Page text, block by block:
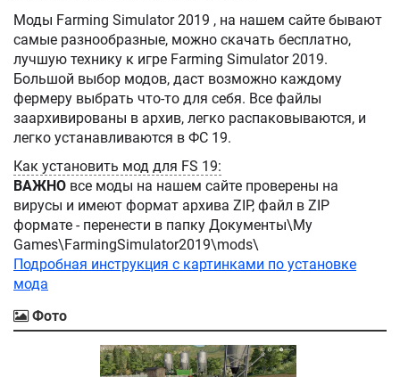
Моды Farming Simulator 2019 , на нашем сайте бывают
самые разнообразные, можно скачать бесплатно,
лучшую технику к игре Farming Simulator 2019.
Большой выбор модов, даст возможно каждому
фермеру выбрать что-то для себя. Все файлы
заархивированы в архив, легко распаковываются, и
легко устанавливаются в ФС 19.
Как установить мод для FS 19:
ВАЖНО все моды на нашем сайте проверены на
вирусы и имеют формат архива ZIP, файл в ZIP
формате - перенести в папку Документы\My
Games\FarmingSimulator2019\mods\
Подробная инструкция с картинками по установке
мода
Фото